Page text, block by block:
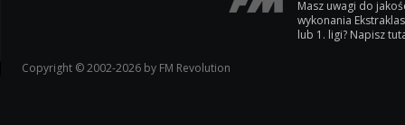
Masz uwagi do
wykonania
lub 1. ligi? Napisz
Copyright © 2002-2026 by FM Revolution